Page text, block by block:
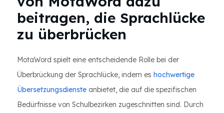
beitragen, die Sprachlücke
zu überbrücken
MotaWord spielt eine entscheidende Rolle bei der
Überbrückung der Sprachlücke, indem es hochwertige
Übersetzungsdienste anbietet, die auf die spezifischen
Bedürfnisse von Schulbezirken zugeschnitten sind. Durch